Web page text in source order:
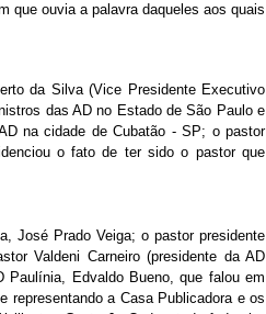
que ouvia a palavra daqueles aos quais
da Silva (Vice Presidente Executivo
das AD no Estado de São Paulo e
na cidade de Cubatão - SP; o pastor
o fato de ter sido o pastor que
José Prado Veiga; o pastor presidente
Valdeni Carneiro (presidente da AD
Paulínia, Edvaldo Bueno, que falou em
representando a Casa Publicadora e os